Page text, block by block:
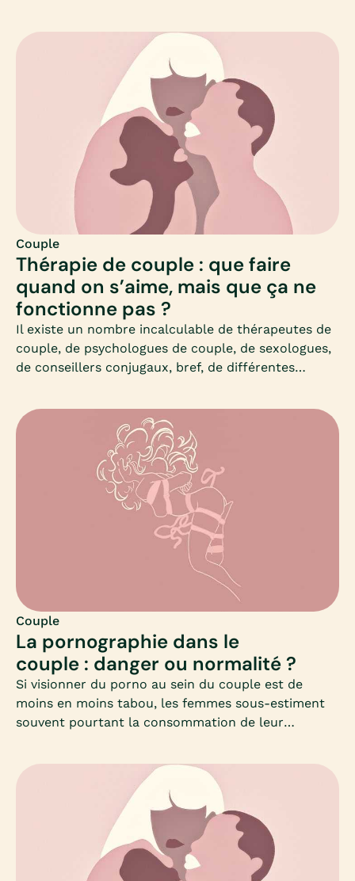
condition d’adopter la bonne approche.
Couple
Thérapie de couple : que faire
quand on s’aime, mais que ça ne
fonctionne pas ?
Il existe un nombre incalculable de thérapeutes de
couple, de psychologues de couple, de sexologues,
de conseillers conjugaux, bref, de différentes
pas si simple de s’orienter.Or, en cas de difficultés
au sein du couple, savoir s’orienter est
fondamental, afin d’obtenir des résultats positifs.
En effet, selon la nature des difficultés
personnelles et/ou interpersonnelles que l’on peut
vivre au sein du couple, chaque approche n’aura pas
la même efficacité.Définition d’une thérapie de
couple, approches possibles, quand et qui
Couple
La pornographie dans le
couple : danger ou normalité ?
Si visionner du porno au sein du couple est de
moins en moins tabou, les femmes sous-estiment
souvent pourtant la consommation de leur
2014 (« La pornographie dans le couple : la fin d’un
tabou ? »).Entre honte, plaisir solitaire ou
visionnage à deux, quelle est la place aujourd’hui de
la pornographie dans le couple ? Quand faut-il
s’inquiéter de la consommation de porno de son/sa
partenaire ?Le principal risque étant que l’addiction
au porno puisse prendre le pas sur la vie sexuelle.